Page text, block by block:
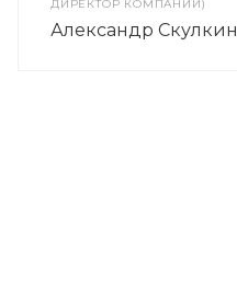
ДИРЕКТОР КОМПАНИИ)
Александр Скулкин